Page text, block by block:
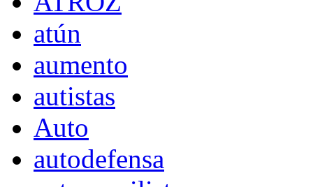
atún
aumento
autistas
Auto
autodefensa